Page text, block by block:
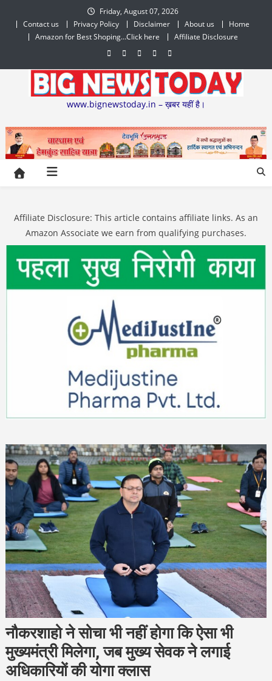
content
Friday, August 07, 2026
Contact us
Privacy Policy Disclaimer About us
Home
Amazon for Best Shoping…Click here
Affiliate Disclosure
www.bignewstoday.in – ख़बर यहीं है।
Affiliate Disclosure: This article contains affiliate links. As an
Amazon Associate we earn from qualifying purchases.
नौकरशाहो ने सोचा भी नहीं होगा कि ऐसा भी
मुख्यमंत्री मिलेगा, जब मुख्य सेवक ने लगाई
अधिकारियों की योगा क्लास